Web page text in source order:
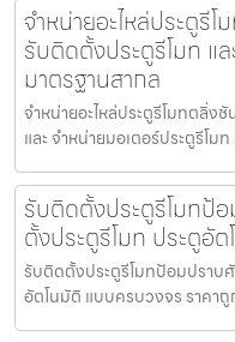
จำหน่ายอะไหล่ประตูรี
รับติดตั้งประตูรีโมท แ
มาตรฐานสากล
จำหน่ายอะไหล่ประตูรีโมทตลิ่ง
และ จำหน่ายมอเตอร์ประตูรีโ
รับติดตั้งประตูรีโมทป้
ตั้งประตูรีโมท ประตูอั
รับติดตั้งประตูรีโมทป้อมปราบ
อัตโนมัติ แบบครบวงจร ราคา